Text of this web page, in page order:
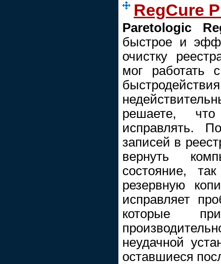
RegCure
Paretologic
быстрое и
очистку
мог работать
решаете,
исправлять.
записей в
вернуть
состояние,
резервную
исправляет
которые
неудачной
оставшиеся